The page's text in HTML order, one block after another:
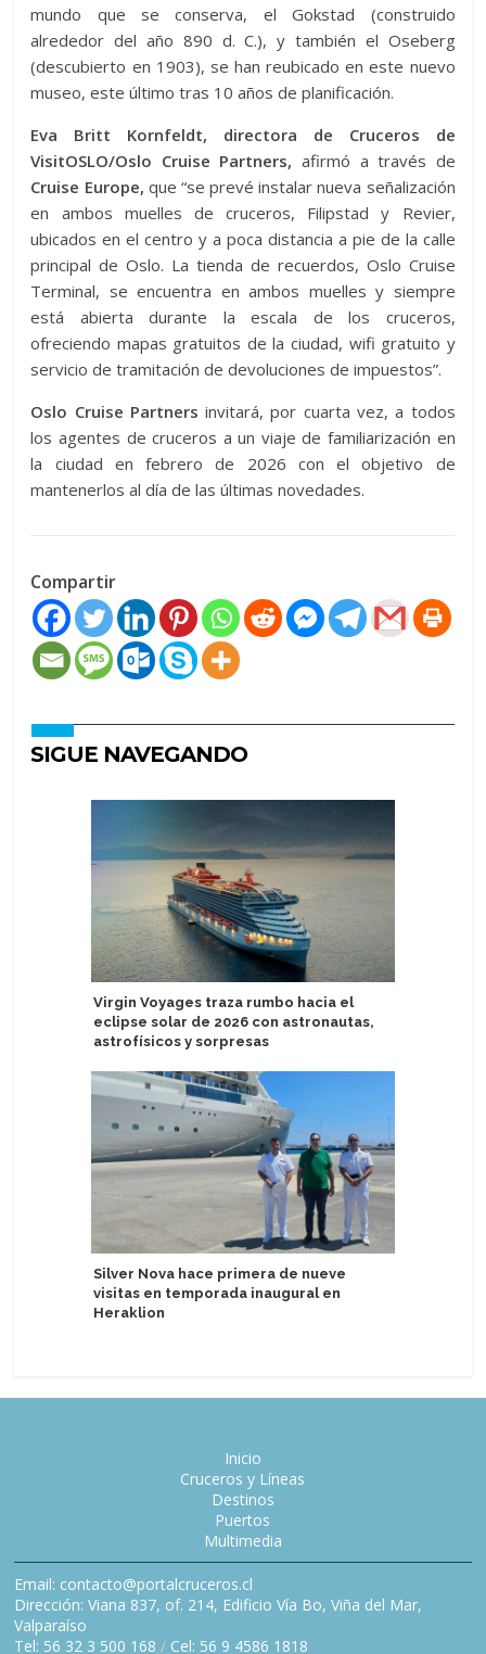
mundo que se conserva, el Gokstad (construido
alrededor del año 890 d. C.), y también el Oseberg
(descubierto en 1903), se han reubicado en este nuevo
museo, este último tras 10 años de planificación.
Eva Britt Kornfeldt, directora de Cruceros de
VisitOSLO/Oslo Cruise Partners, afirmó a través de
Cruise Europe, que “se prevé instalar nueva señalización
en ambos muelles de cruceros, Filipstad y Revier,
ubicados en el centro y a poca distancia a pie de la calle
principal de Oslo. La tienda de recuerdos, Oslo Cruise
Terminal, se encuentra en ambos muelles y siempre
está abierta durante la escala de los cruceros,
ofreciendo mapas gratuitos de la ciudad, wifi gratuito y
servicio de tramitación de devoluciones de impuestos”.
Oslo Cruise Partners invitará, por cuarta vez, a todos
los agentes de cruceros a un viaje de familiarización en
la ciudad en febrero de 2026 con el objetivo de
mantenerlos al día de las últimas novedades.
Compartir
SIGUE NAVEGANDO
Virgin Voyages traza rumbo hacia el
eclipse solar de 2026 con astronautas,
astrofísicos y sorpresas
Silver Nova hace primera de nueve
visitas en temporada inaugural en
Heraklion
Inicio
Cruceros y Líneas
Destinos
Puertos
Multimedia
Email: contacto@portalcruceros.cl
Dirección: Viana 837, of. 214, Edificio Vía Bo, Viña del Mar,
Valparaíso
Tel: 56 32 3 500 168 / Cel: 56 9 4586 1818